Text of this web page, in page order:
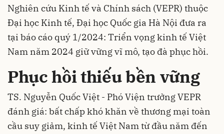
Nghiên cứu Kinh tế và Chính sách (VEPR) thuộc
Đại học Kinh tế, Đại học Quốc gia Hà Nội đưa ra
tại báo cáo quý 1/2024: Triển vọng kinh tế Việt
Nam năm 2024 giữ vững vĩ mô, tạo đà phục hồi.
Phục hồi thiếu bền vững
TS. Nguyễn Quốc Việt - Phó Viện trưởng VEPR
đánh giá: bất chấp khó khăn về thương mại toàn
cầu suy giảm, kinh tế Việt Nam từ đầu năm đến